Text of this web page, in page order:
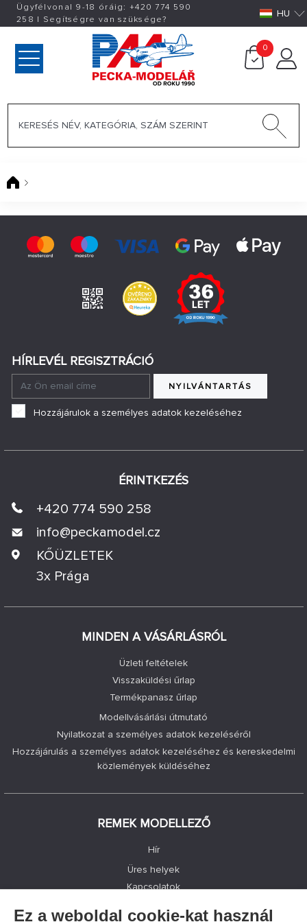
Ügyfélvonal 9-18 óráig: +420774 590
258 | Segítségre van szüksége? HU
0
MINDEN A VÁSÁRLÁSRÓL
Üzleti feltételek
Visszaküldési űrlap
Termékpanasz űrlap
Modellvásárlási útmutató
Nyilatkozat a személyes adatok kezeléséről
Hozzájárulás a személyes adatok kezeléséhez és kereskedelmi
közlemények küldéséhez
REMEK MODELLEZŐ
Hír
Üres helyek
Kapcsolatok
ÉRINTKEZÉS
+420 774 590 258
info@peckamodel.cz
KŐÜZLETEK
3x Prága
HÍRLEVÉL REGISZTRÁCIÓ
NYILVÁNTARTÁS
Hozzájárulok a személyes adatok kezeléséhez
Ez a weboldal cookie-kat használ